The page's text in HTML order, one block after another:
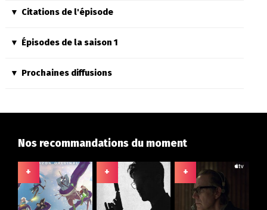
Citations de l'épisode
Épisodes de la saison 1
Prochaines diffusions
Nos recommandations du moment
+ + +